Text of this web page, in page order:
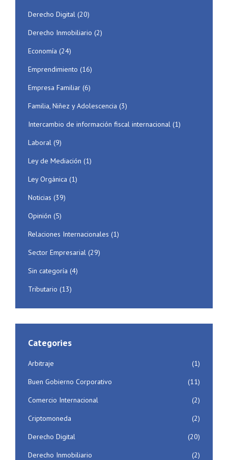
Derecho Digital (20)
Derecho Inmobiliario (2)
Economía (24)
Emprendimiento (16)
Empresa Familiar (6)
Familia, Niñez y Adolescencia (3)
Intercambio de información fiscal internacional (1)
Laboral (9)
Ley de Mediación (1)
Ley Orgánica (1)
Noticias (39)
Opinión (5)
Relaciones Internacionales (1)
Sector Empresarial (29)
Sin categoría (4)
Tributario (13)
Categories
Arbitraje
(1)
Buen Gobierno Corporativo
(11)
Comercio Internacional
(2)
Criptomoneda
(2)
Derecho Digital
(20)
Derecho Inmobiliario
(2)